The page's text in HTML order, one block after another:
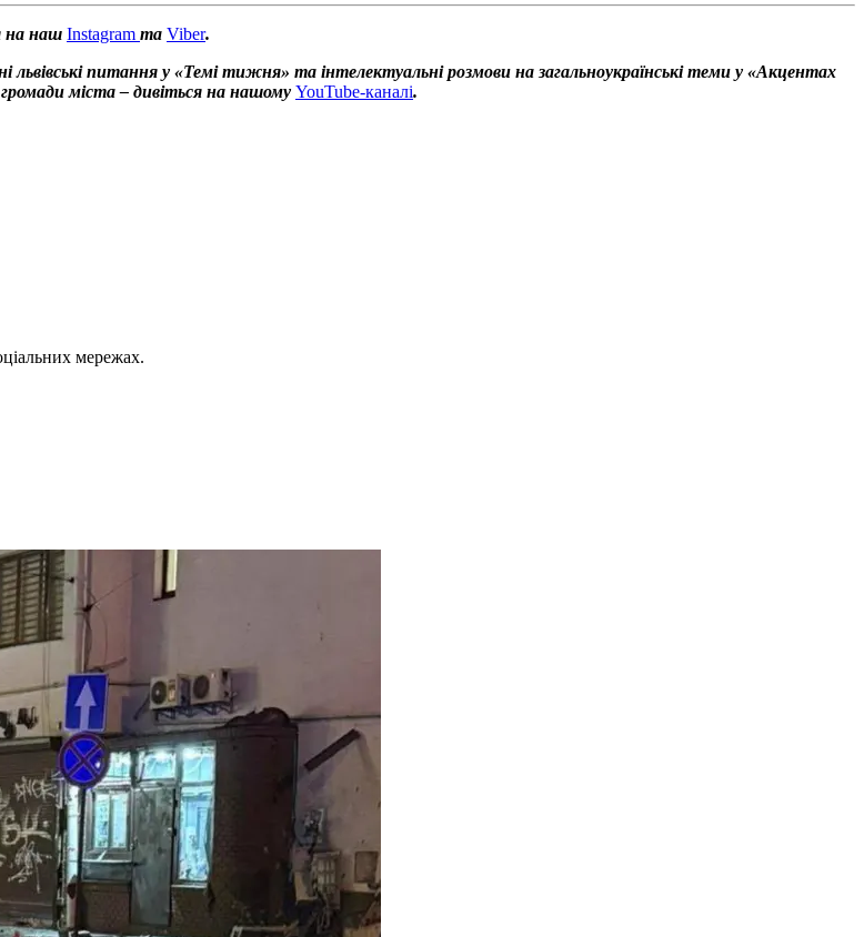
на наш Instagram та Viber.
питання у «Темі тижня» та інтелектуальні розмови на загальноукраїнські теми у «Акцентах
громади міста – дивіться на нашому YouTube-каналі.
мережах.